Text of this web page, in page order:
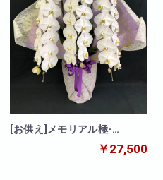
[お供え]メモリアル極-
kiwami-胡蝶蘭 3本立￥27,500